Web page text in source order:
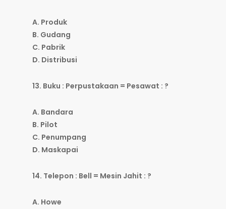
A. Produk
B. Gudang
C. Pabrik
D. Distribusi
13. Buku : Perpustakaan = Pesawat : ?
A. Bandara
B. Pilot
C. Penumpang
D. Maskapai
14. Telepon : Bell = Mesin Jahit : ?
A. Howe